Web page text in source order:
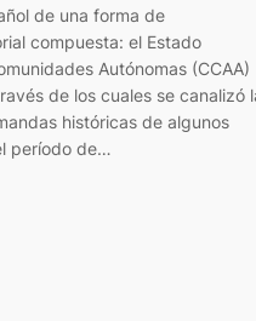
de una forma de
compuesta: el Estado
Autónomas (CCAA)
de los cuales se canalizó
históricas de algunos
período de…